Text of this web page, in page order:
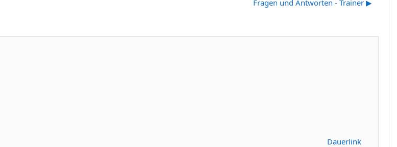
Fragen und Antworten - Trainer ▶︎
Dauerlink